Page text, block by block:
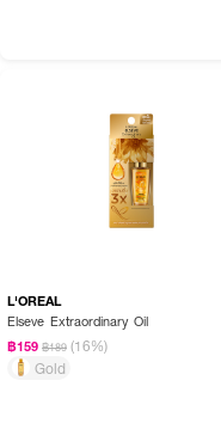
L'OREAL
Elseve Extraordinary Oil
฿159 ฿189 (16%)
Gold